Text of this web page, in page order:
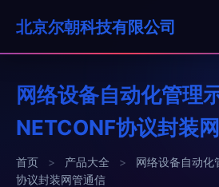
北京尔朝科技有限公司
网络设备自动化管理
NETCONF协议封装
首页 > 产品大全 >
网络设备自动化
协议封装网管通信